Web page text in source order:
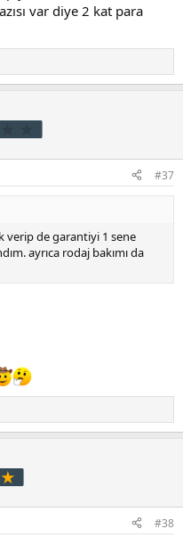
var diye 2 kat para
#37
verip de garantiyi 1 sene
ayrıca rodaj bakımı da
#38